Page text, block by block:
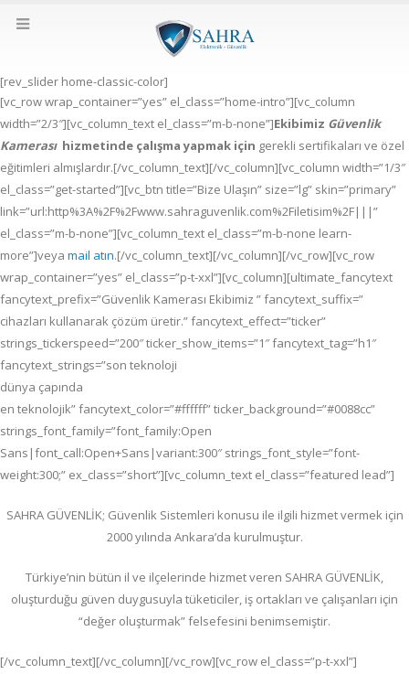
[rev_slider home-classic-color]
[vc_row wrap_container=”yes” el_class=”home-intro”][vc_column
width=”2/3″][vc_column_text el_class=”m-b-none”]Ekibimiz Güvenlik
Kamerasıhizmetinde çalışma yapmak için gerekli sertifikaları ve özel
eğitimleri almışlardır.[/vc_column_text][/vc_column][vc_column width=”1/3″
el_class=”get-started”][vc_btn title=”Bize Ulaşın” size=”lg” skin=”primary”
link=”url:http%3A%2F%2Fwww.sahraguvenlik.com%2Filetisim%2F|||”
el_class=”m-b-none”][vc_column_text el_class=”m-b-none learn-
more”]veya mail atın.[/vc_column_text][/vc_column][/vc_row][vc_row
wrap_container=”yes” el_class=”p-t-xxl”][vc_column][ultimate_fancytext
fancytext_prefix=”Güvenlik Kamerası Ekibimiz ” fancytext_suffix=”
cihazları kullanarak çözüm üretir.” fancytext_effect=”ticker”
strings_tickerspeed=”200″ ticker_show_items=”1″ fancytext_tag=”h1″
fancytext_strings=”son teknoloji
dünya çapında
en teknolojik” fancytext_color=”#ffffff” ticker_background=”#0088cc”
strings_font_family=”font_family:Open
Sans|font_call:Open+Sans|variant:300″ strings_font_style=”font-
weight:300;” ex_class=”short”][vc_column_text el_class=”featured lead”]
SAHRA GÜVENLİK; Güvenlik Sistemleri konusu ile ilgili hizmet vermek için
2000 yılında Ankara’da kurulmuştur.
Türkiye’nin bütün il ve ilçelerinde hizmet veren SAHRA GÜVENLİK,
oluşturduğu güven duygusuyla tüketiciler, iş ortakları ve çalışanları için
“değer oluşturmak” felsefesini benimsemiştir.
[/vc_column_text][/vc_column][/vc_row][vc_row el_class=”p-t-xxl”]